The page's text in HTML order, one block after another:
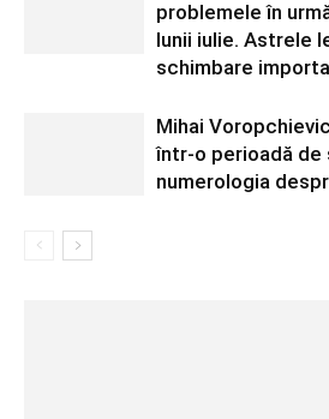
problemele în
lunii iulie. Astrele
schimbare
Mihai
într-o perioadă de
numerologia